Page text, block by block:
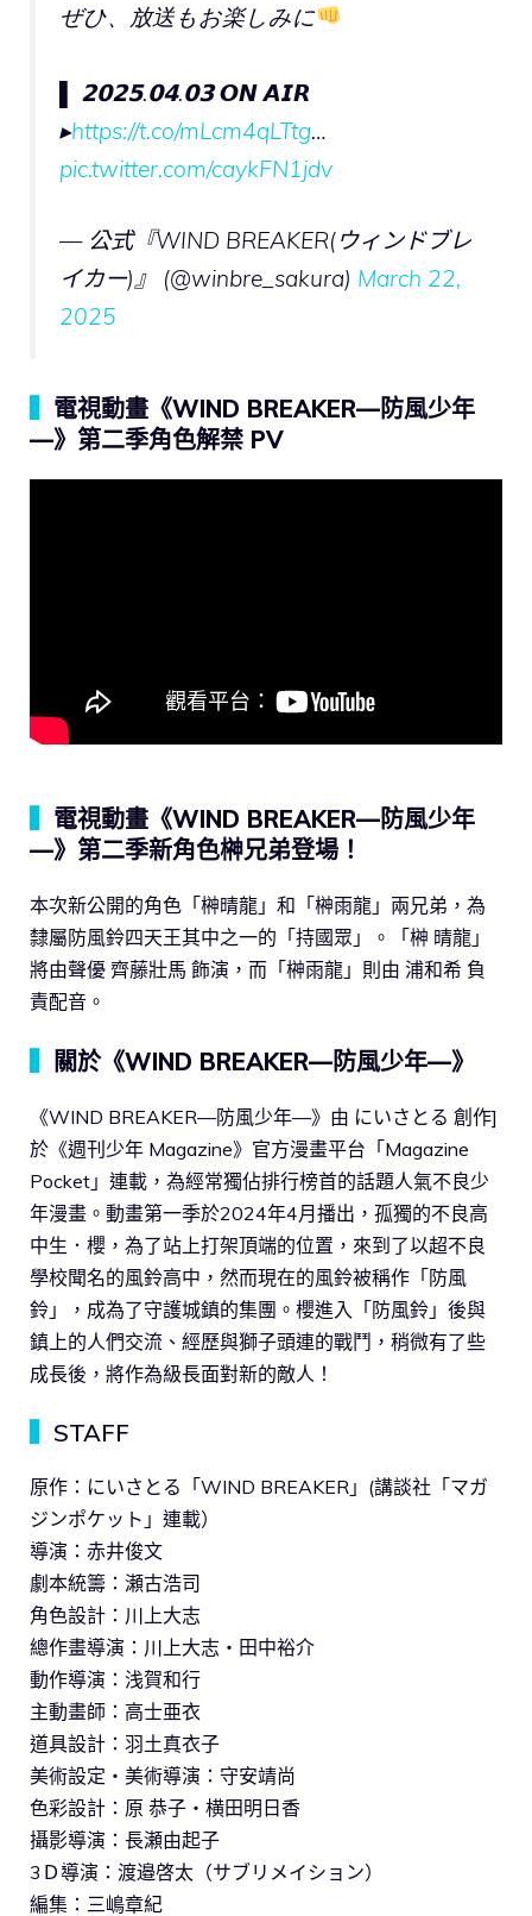
ぜひ、放送もお楽しみに
▌ 𝟮𝟬𝟮𝟱.𝟬𝟰.𝟬𝟯 𝙊𝙉 𝘼𝙄𝙍
▸https://t.co/mLcm4qLTtg…
pic.twitter.com/caykFN1jdv
— 公式『WIND BREAKER(ウィンドブレ
イカー)』 (@winbre_sakura) March 22,
2025
電視動畫《WIND BREAKER—防風少年
—》第二季角色解禁 PV
電視動畫《WIND BREAKER—防風少年
—》第二季新角色榊兄弟登場！
本次新公開的角色「榊晴龍」和「榊雨龍」兩兄弟，為
隸屬防風鈴四天王其中之一的「持國眾」。「榊 晴龍」
將由聲優 齊藤壯馬 飾演，而「榊雨龍」則由 浦和希 負
責配音。
關於《WIND BREAKER—防風少年—》
《WIND BREAKER—防風少年—》由 にいさとる 創作]
於《週刊少年 Magazine》官方漫畫平台「Magazine
Pocket」連載，為經常獨佔排行榜首的話題人氣不良少
年漫畫。動畫第一季於2024年4月播出，孤獨的不良高
中生．櫻，為了站上打架頂端的位置，來到了以超不良
學校聞名的風鈴高中，然而現在的風鈴被稱作「防風
鈴」，成為了守護城鎮的集團。櫻進入「防風鈴」後與
鎮上的人們交流、經歷與獅子頭連的戰鬥，稍微有了些
成長後，將作為級長面對新的敵人！
STAFF
原作：にいさとる「WIND BREAKER」(講談社「マガ
ジンポケット」連載）
導演：赤井俊文
劇本統籌：瀬古浩司
角色設計：川上大志
總作畫導演：川上大志・田中裕介
動作導演：浅賀和行
主動畫師：高士亜衣
道具設計：羽土真衣子
美術設定・美術導演：守安靖尚
色彩設計：原 恭子・横田明日香
攝影導演：長瀬由起子
3Ｄ導演：渡邉啓太（サブリメイション）
編集：三嶋章紀